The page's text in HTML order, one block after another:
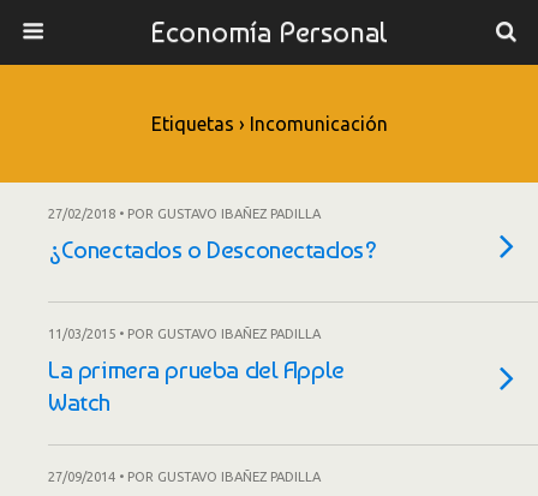
Economía Personal
Etiquetas › Incomunicación
27/02/2018 • POR GUSTAVO IBAÑEZ PADILLA
¿Conectados o Desconectados?
11/03/2015 • POR GUSTAVO IBAÑEZ PADILLA
La primera prueba del Apple
Watch
27/09/2014 • POR GUSTAVO IBAÑEZ PADILLA